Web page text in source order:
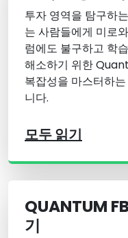
투자 영역을 탐구하
는 사람들에게 미로
럼에도 불구하고 학
해소하기 위한
복잡성을 마스터하
니다.
모두 읽기
QUANTUM
기